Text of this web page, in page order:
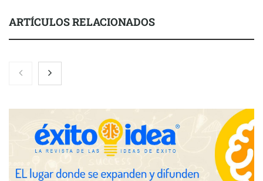
ARTÍCULOS RELACIONADOS